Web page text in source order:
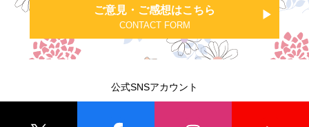
ご意見・ご感想はこちら
CONTACT FORM
公式SNSアカウント